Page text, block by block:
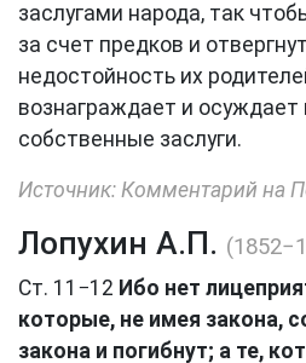
заслугами народа, так
за счет предков и
недостойность их
вознаграждает и осуждает
собственные заслуги.
Источник: Комментарий на
Лопухин А.П.
Ст. 11−12 Ибо нет
которые, не имея закона,
закона и погибнут; а те,